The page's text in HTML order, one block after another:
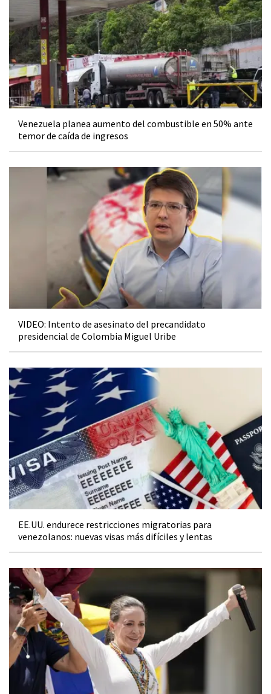
Venezuela planea aumento del combustible en 50% ante
temor de caída de ingresos
VIDEO: Intento de asesinato del precandidato
presidencial de Colombia Miguel Uribe
EE.UU. endurece restricciones migratorias para
venezolanos: nuevas visas más difíciles y lentas